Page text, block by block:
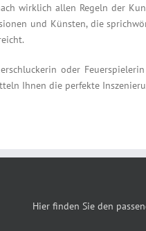
wirklich allen Regeln der
und Künsten, die
oder
Ihnen die perfekte
Hier finden Sie den